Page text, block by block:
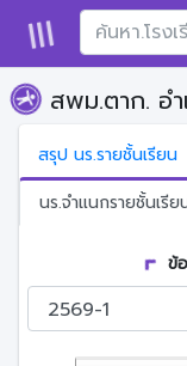
สพม.ตาก. อำ
สรุป นร.รายชั้นเรียน
นร.จำแนกรายชั้นเรีย
ข้